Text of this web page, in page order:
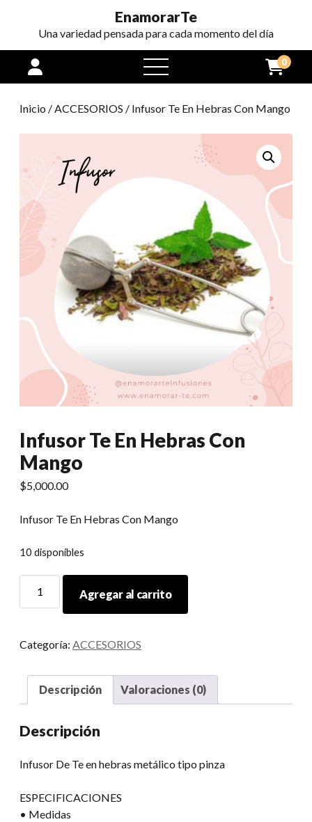
EnamorarTe
Una variedad pensada para cada momento del día
open
menu
0
Inicio /ACCESORIOS / Infusor Te En Hebras Con Mango
Infusor Te En Hebras Con
Mango
$5,000.00
Infusor Te En Hebras Con Mango
10 disponibles
Con
cantidad
Agregar al carrito
Categoría: ACCESORIOS
Descripción Valoraciones (0)
Descripción
Infusor De Te en hebras metálico tipo pinza
ESPECIFICACIONES
• Medidas